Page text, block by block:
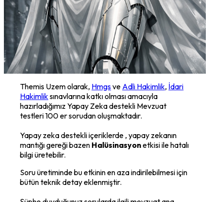
Themis Uzem olarak, Hmgsve Adli Hakimlik, İdari
Hakimlik sınavlarına katkı olması amacıyla
hazırladığımız Yapay Zeka destekli Mevzuat
testleri 100 er sorudan oluşmaktadır.
Yapay zeka destekli içeriklerde , yapay zekanın
mantığı gereği bazen Halüsinasyonetkisi ile hatalı
bilgi üretebilir.
Soru üretiminde bu etkinin en aza indirilebilmesi için
bütün teknik detay eklenmiştir.